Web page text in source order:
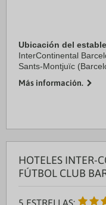
Ubicación del
InterContinental
Sants-Montjuïc
se encuentra a 0,4 km
Más información.
HOTELES INTER-
FÚTBOL CLUB
5 ESTRELLAS: